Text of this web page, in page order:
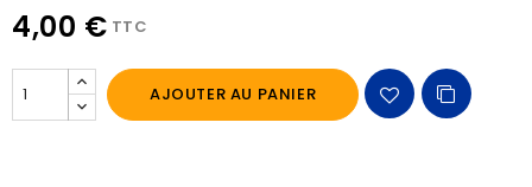
4,00 € TTC
AJOUTER AU PANIER